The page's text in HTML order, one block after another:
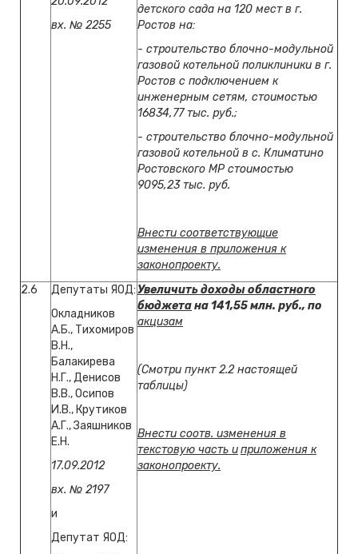
вх. № 2255
детского сада на 120 мест в г.
Ростов на:
- строительство блочно-модульной
газовой котельной поликлиники в г.
Ростов с подключением к
инженерным сетям, стоимостью
16834,77 тыс. руб.;
- строительство блочно-модульной
газовой котельной в с. Климатино
Ростовского МР стоимостью
9095,23 тыс. руб.
Внести соответствующие
изменения в приложения к
законопроекту.
2.6
Депутаты ЯОД:
Окладников
А.Б., Тихомиров
В.Н.,
Балакирева
Н.Г., Денисов
В.В., Осипов
И.В., Крутиков
А.Г., Заяшников
Е.Н.
17.09.2012
вх. № 2197
и
Депутат ЯОД:
Увеличить доходы областного
бюджетана 141,55 млн. руб., по
акцизам
(Смотри пункт 2.2 настоящей
таблицы)
Внести соотв. изменения в
текстовую часть иприложения к
законопроекту.